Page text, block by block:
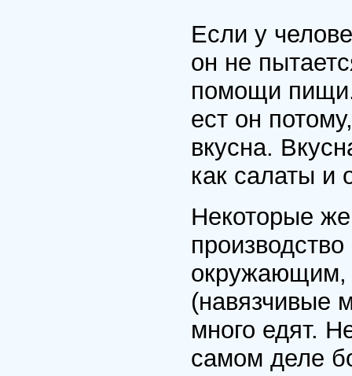
Если у
он не
помощи пищи.
ест он
вкусна.
как салаты и
Некоторые
окружающим,
(навязчивые
много едят.
самом деле